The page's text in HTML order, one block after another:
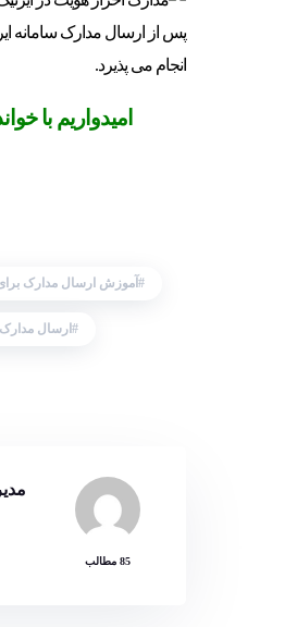
پس از ارسال مدارک سامانه
انجام می پذیرد.
امیدواریم با
آموزش ارسال مدارک
ارسال مدارک
85 مطالب